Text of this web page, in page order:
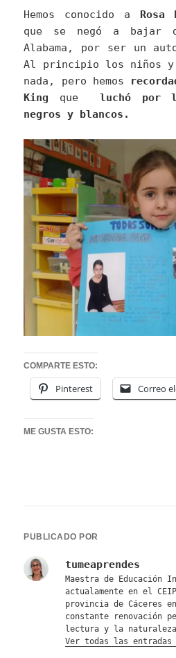
Hemos conocido a Rosa
que se negó a bajar
Alabama, por ser un
Al principio los niños y
nada, pero hemos
King queluchó por
negros y blancos.
COMPARTE ESTO:
Pinterest Correo
ME GUSTA ESTO:
PUBLICADO POR
tumeaprendes
Maestra de Educación
actualamente en el
provincia de Cáceres
constante renovación
lectura y la
Ver todas las entradas